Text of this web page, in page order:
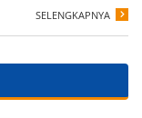
SELENGKAPNYA